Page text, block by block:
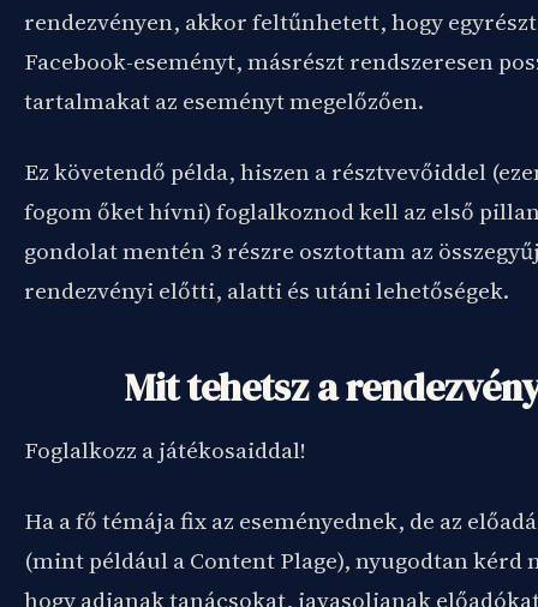
rendezvényen, akkor feltűnhetett, hogy
Facebook-eseményt, másrészt rendszeresen
tartalmakat az eseményt megelőzően.
Ez követendő példa, hiszen a résztvevőiddel
fogom őket hívni) foglalkoznod kell az első
gondolat mentén 3 részre osztottam az
rendezvényi előtti, alatti és utáni lehetőségek.
Mit tehetsz a
Foglalkozz a játékosaiddal!
Ha a fő témája fix az eseményednek, de az
(mint például a Content Plage), nyugodtan kérd
hogy adjanak tanácsokat, javasoljanak